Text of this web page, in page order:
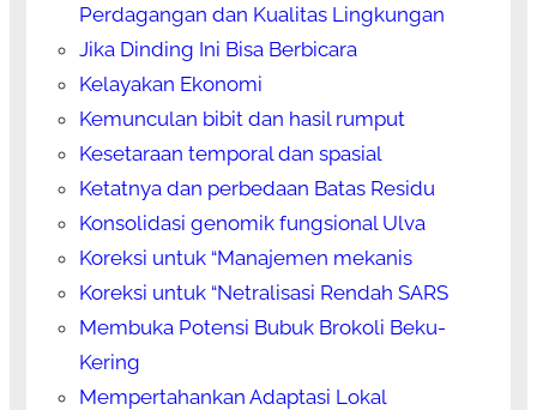
Perdagangan dan Kualitas Lingkungan
Jika Dinding Ini Bisa Berbicara
Kelayakan Ekonomi
Kemunculan bibit dan hasil rumput
Kesetaraan temporal dan spasial
Ketatnya dan perbedaan Batas Residu
Konsolidasi genomik fungsional Ulva
Koreksi untuk “Manajemen mekanis
Koreksi untuk “Netralisasi Rendah SARS
Membuka Potensi Bubuk Brokoli Beku-
Kering
Mempertahankan Adaptasi Lokal